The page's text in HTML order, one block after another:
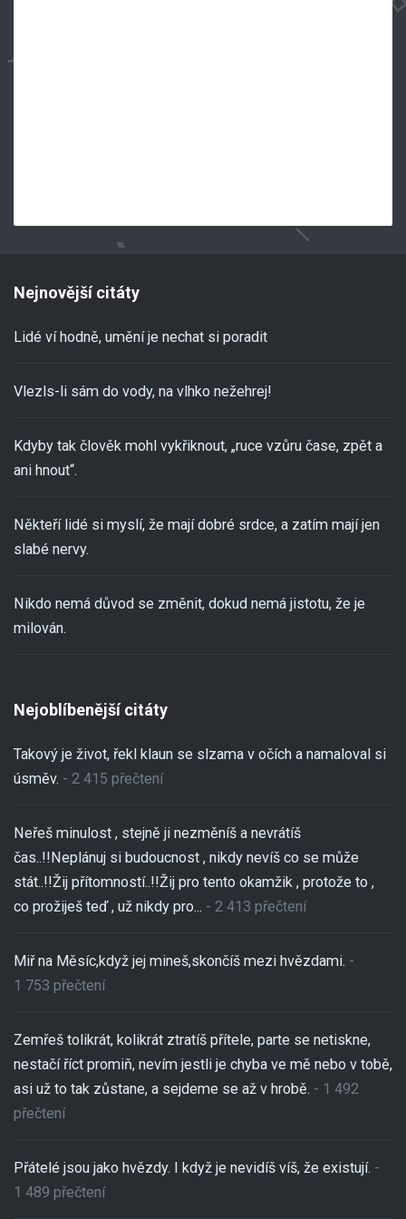
Nejnovější citáty
Lidé ví hodně, umění je nechat si poradit
Vlezls-li sám do vody, na vlhko nežehrej!
Kdyby tak člověk mohl vykřiknout, „ruce vzůru čase, zpět a
ani hnout“.
Někteří lidé si myslí, že mají dobré srdce, a zatím mají jen
slabé nervy.
Nikdo nemá důvod se změnit, dokud nemá jistotu, že je
milován.
Nejoblíbenější citáty
Takový je život, řekl klaun se slzama v očích a namaloval si
úsměv. - 2 415 přečtení
Neřeš minulost , stejně ji nezměníš a nevrátíš
čas..!!Neplánuj si budoucnost , nikdy nevíš co se může
stát..!!Žij přítomností..!!Žij pro tento okamžik , protože to ,
co prožiješ teď , už nikdy pro... - 2 413 přečtení
Miř na Měsíc,když jej mineš,skončíš mezi hvězdami. -
1 753 přečtení
Zemřeš tolikrát, kolikrát ztratíš přítele, parte se netiskne,
nestačí říct promiň, nevím jestli je chyba ve mě nebo v tobě,
asi už to tak zůstane, a sejdeme se až v hrobě. - 1 492
přečtení
Přátelé jsou jako hvězdy. I když je nevidíš víš, že existují. -
1 489 přečtení